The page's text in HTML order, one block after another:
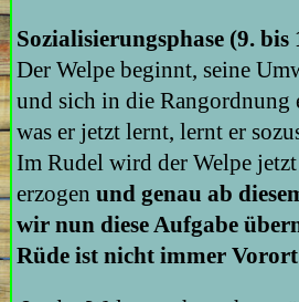
Sozialisierungsphase (9. bis
Der Welpe beginnt, seine
und sich in die Rangordnung
was er jetzt lernt, lernt er
Im Rudel wird der Welpe
erzogenund genau ab
wir nun diese Aufgabe
Rüde ist nicht immer